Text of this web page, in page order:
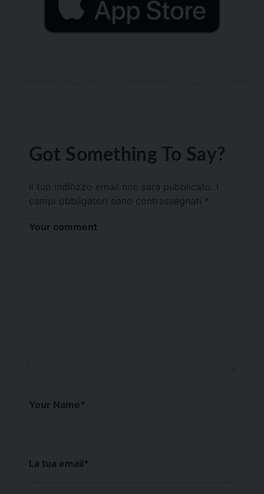
Got Something To Say?
Il tuo indirizzo email non sarà pubblicato.
campi obbligatori sono contrassegnati *
Your comment
Your Name*
La tua email*